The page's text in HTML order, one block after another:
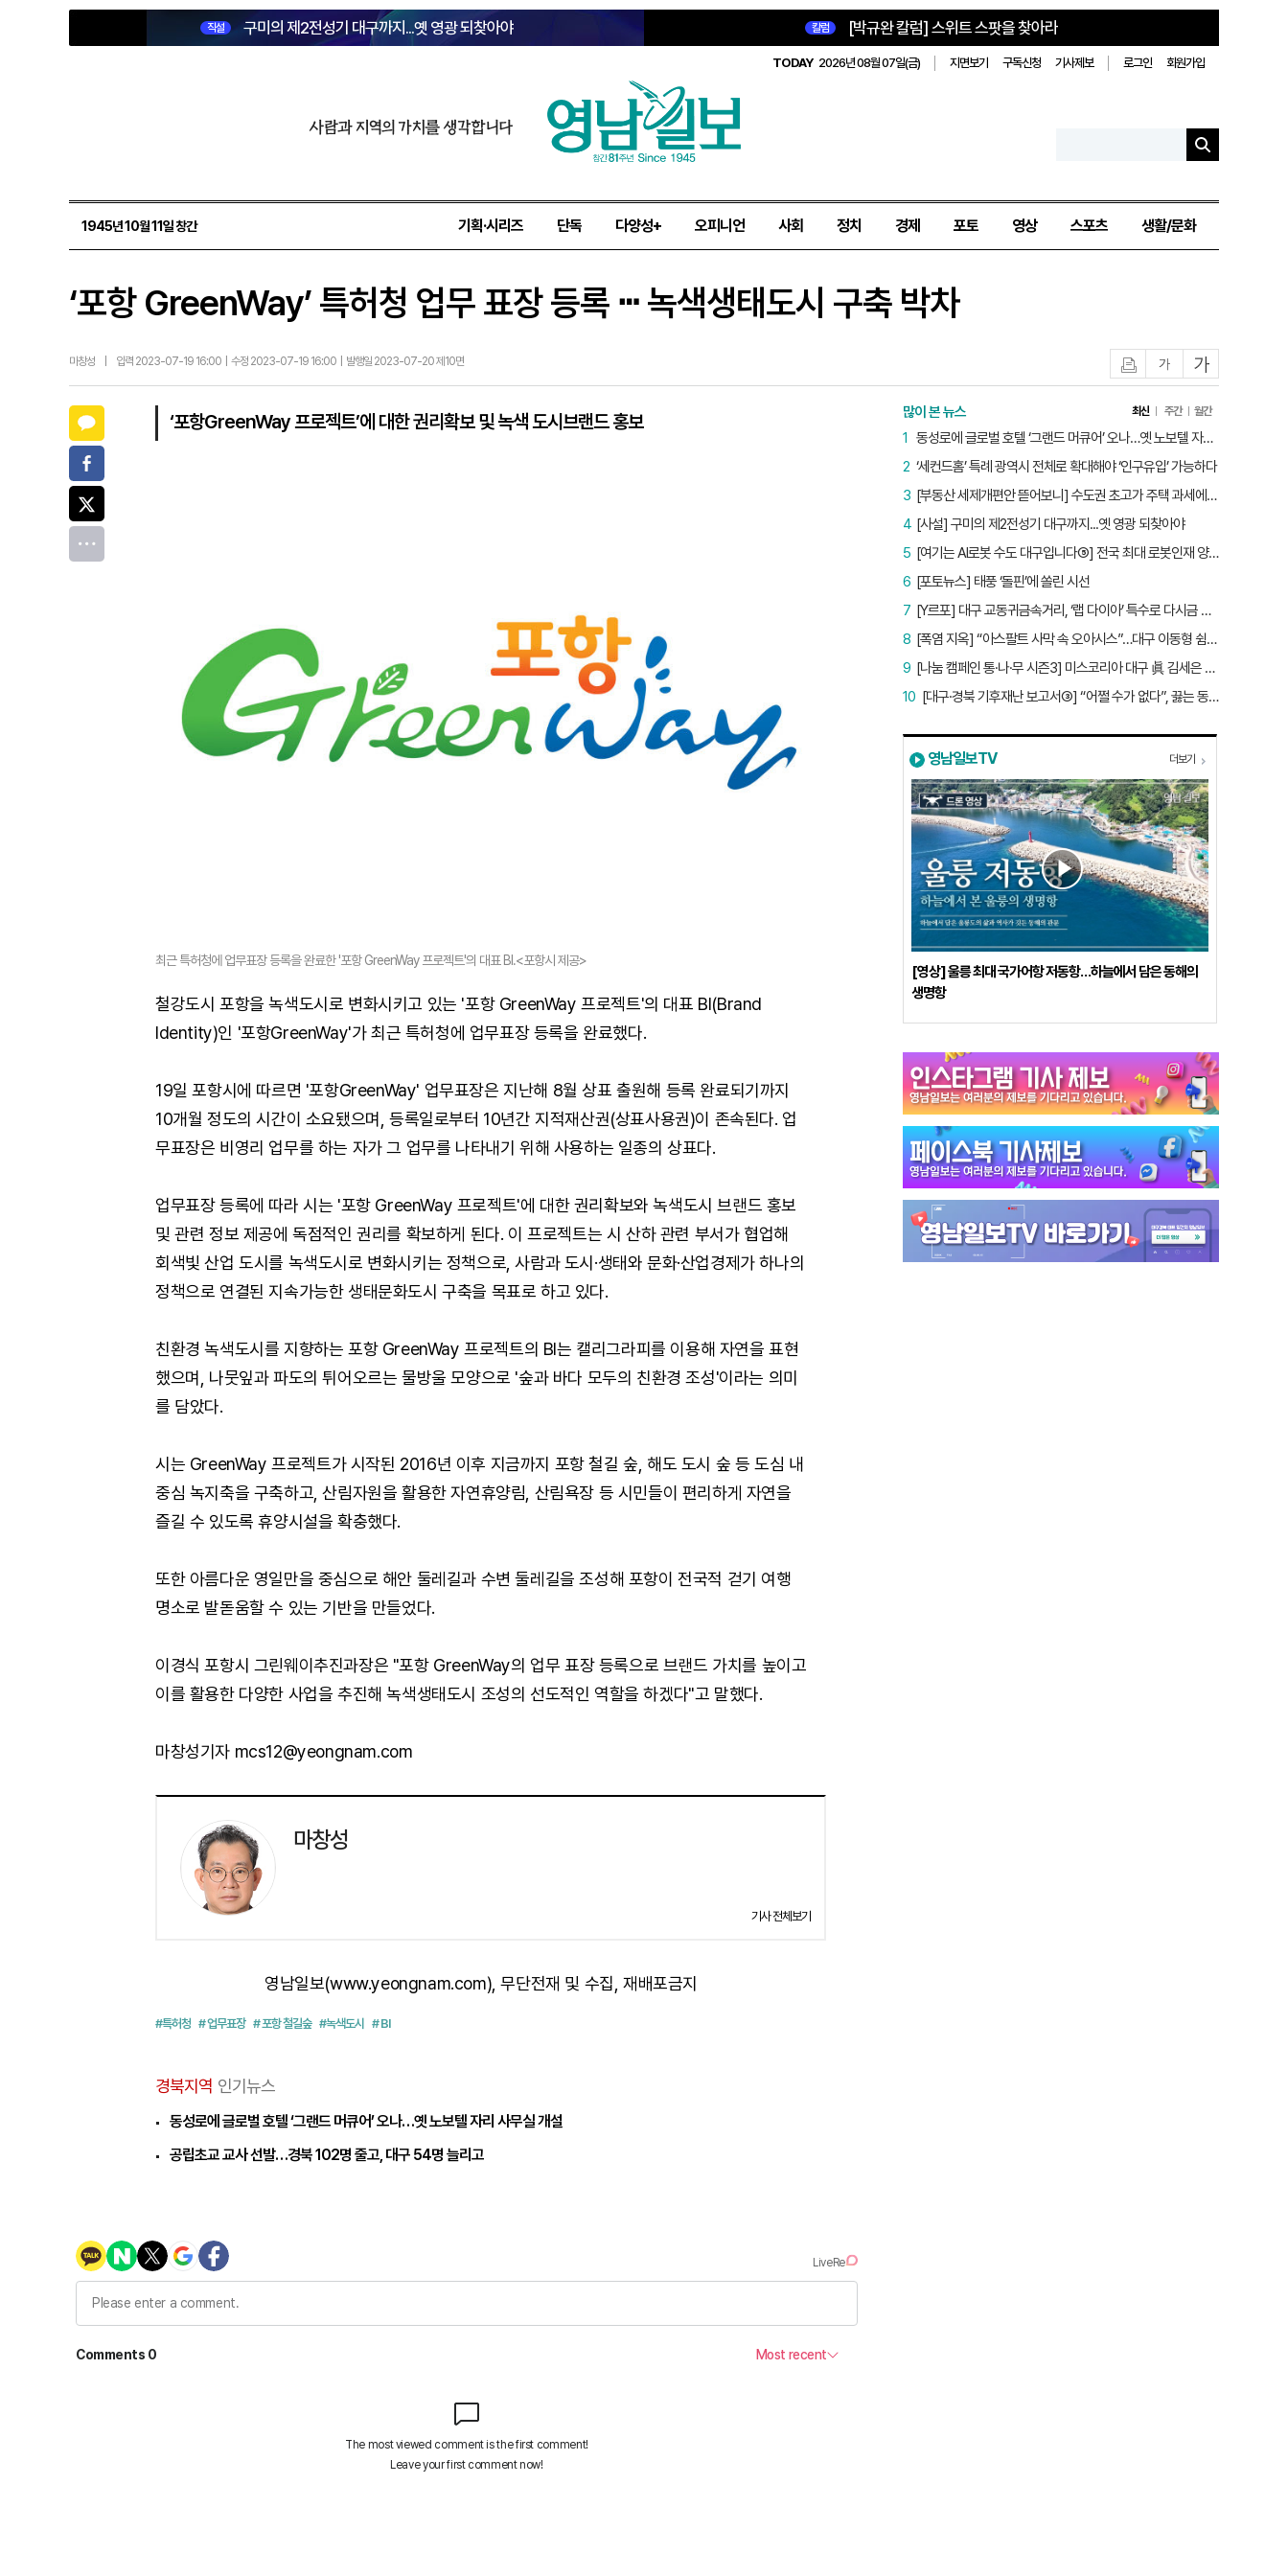
직설 구미의 제2전성기 대구까지...옛 영광 되찾아야 칼럼 [박규완 칼럼] 스위트 스팟을 찾아라
TODAY 2026년 08월 07일(금) 지면보기 구독신청 기사제보 로그인 회원가입
사람과 지역의 가치를 생각합니다
1945년 10월 11일 창간 기획·시리즈 단독 다양성+ 오피니언 사회 정치 경제 포토 영상 스포츠 생활/문화
‘포항 GreenWay’ 특허청 업무 표장 등록 ⵈ 녹색생태도시 구축 박차
마창성 입력 2023-07-19 16:00 | 수정 2023-07-19 16:00 | 발행일 2023-07-20 제10면 글자작게글자크게
‘포항GreenWay 프로젝트’에 대한 권리확보 및 녹색 도시브랜드 홍보
최근 특허청에 업무표장 등록을 완료한 '포항 GreenWay 프로젝트'의 대표 BI.<포항시 제공>
철강도시 포항을 녹색도시로 변화시키고 있는 '포항 GreenWay 프로젝트'의 대표 BI(Brand
Identity)인 '포항GreenWay'가 최근 특허청에 업무표장 등록을 완료했다.
19일 포항시에 따르면 '포항GreenWay' 업무표장은 지난해 8월 상표 출원해 등록 완료되기까지
10개월 정도의 시간이 소요됐으며, 등록일로부터 10년간 지적재산권(상표사용권)이 존속된다. 업
무표장은 비영리 업무를 하는 자가 그 업무를 나타내기 위해 사용하는 일종의 상표다.
업무표장 등록에 따라 시는 '포항 GreenWay 프로젝트'에 대한 권리확보와 녹색도시 브랜드 홍보
및 관련 정보 제공에 독점적인 권리를 확보하게 된다. 이 프로젝트는 시 산하 관련 부서가 협업해
회색빛 산업 도시를 녹색도시로 변화시키는 정책으로, 사람과 도시·생태와 문화·산업경제가 하나의
정책으로 연결된 지속가능한 생태문화도시 구축을 목표로 하고 있다.
친환경 녹색도시를 지향하는 포항 GreenWay 프로젝트의 BI는 캘리그라피를 이용해 자연을 표현
했으며, 나뭇잎과 파도의 튀어오르는 물방울 모양으로 '숲과 바다 모두의 친환경 조성'이라는 의미
를 담았다.
시는 GreenWay 프로젝트가 시작된 2016년 이후 지금까지 포항 철길 숲, 해도 도시 숲 등 도심 내
중심 녹지축을 구축하고, 산림자원을 활용한 자연휴양림, 산림욕장 등 시민들이 편리하게 자연을
즐길 수 있도록 휴양시설을 확충했다.
또한 아름다운 영일만을 중심으로 해안 둘레길과 수변 둘레길을 조성해 포항이 전국적 걷기 여행
명소로 발돋움할 수 있는 기반을 만들었다.
이경식 포항시 그린웨이추진과장은 "포항 GreenWay의 업무 표장 등록으로 브랜드 가치를 높이고
이를 활용한 다양한 사업을 추진해 녹색생태도시 조성의 선도적인 역할을 하겠다"고 말했다.
마창성기자 mcs12@yeongnam.com
마창성
기사 전체보기
영남일보(www.yeongnam.com), 무단전재 및 수집, 재배포금지
#특허청 # 업무표장 # 포항 철길숲 #녹색도시 # BI
경북지역 인기뉴스
동성로에 글로벌 호텔 ‘그랜드 머큐어’ 오나…옛 노보텔 자리 사무실 개설
공립초교 교사 선발…경북 102명 줄고, 대구 54명 늘리고
많이 본 뉴스 최신 주간 월간
동성로에 글로벌 호텔 ‘그랜드 머큐어’ 오나…옛 노보텔 자리 사무실 개설
1
‘세컨드홈’ 특례 광역시 전체로 확대해야 ‘인구유입’ 가능하다
2
[부동산 세제개편안 뜯어보니] 수도권 초고가 주택 과세에만 초점…침체된 지방 부동산 대책은 없다
3
[사설] 구미의 제2전성기 대구까지...옛 영광 되찾아야
4
[여기는 AI로봇 수도 대구입니다⑤] 전국 최대 로봇인재 양성소…“대구산업 맞춤형 교육과정 만들자”
5
[포토뉴스] 태풍 ‘돌핀’에 쏠린 시선
6
[Y르포] 대구 교동귀금속거리, ‘랩 다이아’ 특수로 다시금 활기…“반짝 인기 의존 않는 지속 가능 성장 동력 마련해야”
7
[폭염 지옥] “아스팔트 사막 속 오아시스”…대구 이동형 쉼터 버스 ‘북적’, 지하철역도 ‘바글’
8
[나눔 캠페인 통·나·무 시즌3] 미스코리아 대구 眞 김세은 “내가 받은 응원, 다음 사람에게”
9
[대구·경북 기후재난 보고서③] “어쩔 수가 없다”, 끓는 동해…‘절멸 위기’ 경북 수산업
10
영남일보TV 더보기
[영상] 울릉 최대 국가어항 저동항…하늘에서 담은 동해의
생명항